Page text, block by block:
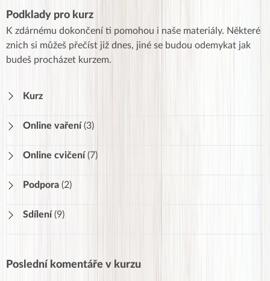
Podklady pro kurz
K zdárnému dokončení ti pomohou i naše materiály. Některé
znich si můžeš přečíst již dnes, jiné se budou odemykat jak
budeš procházet kurzem.
Kurz
Online vaření (3)
Videorecepty
Svačiny
Online cvičení (7)
Online cvičení 1
Online cvičení 3
Online cvičení 4
Podpora (2)
Materiály ke stažení
Sdílení (9)
Jak vám jde hubnutí?
Poslední komentáře v kurzu